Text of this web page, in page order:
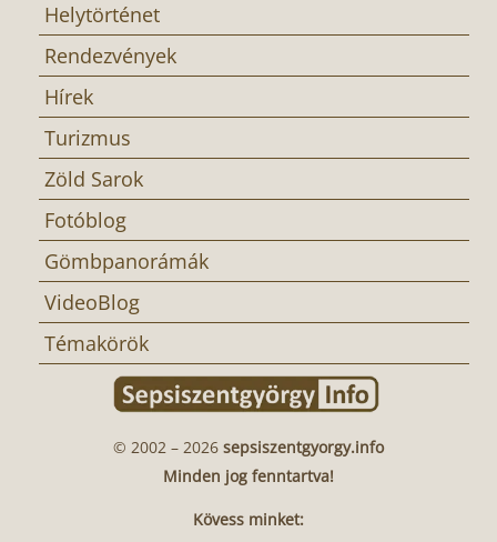
Helytörténet
Rendezvények
Hírek
Turizmus
Zöld Sarok
Fotóblog
Gömbpanorámák
VideoBlog
Témakörök
© 2002 – 2026 sepsiszentgyorgy.info
Minden jog fenntartva!
Kövess minket: